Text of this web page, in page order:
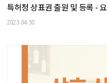
특허청 상표권 출원 및 등록 -
2023.04.30